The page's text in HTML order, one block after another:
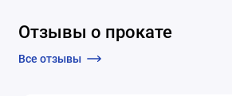
Отзывы о прокате
Все отзывы